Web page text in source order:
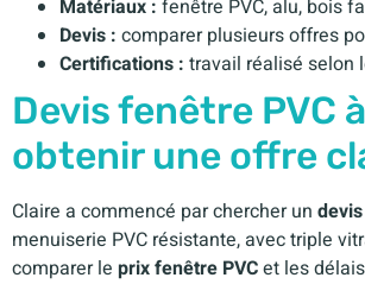
Matériaux : fenêtre PVC, alu, bois
Devis : comparer plusieurs offres
Certifications : travail réalisé selon
Devis fenêtre PVC
obtenir une offre
Claire a commencé par chercher un
menuiserie PVC résistante, avec triple
comparer le prix fenêtre PVCet les